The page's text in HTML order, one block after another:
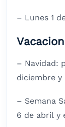
– Lunes 1
– Navidad:
diciembre y
– Semana
6 de abril y